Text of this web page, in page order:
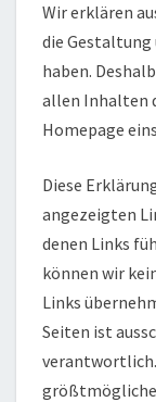
Wir erklären
die
haben.
allen Inhalten
Homepage
Diese
angezeigten
denen Links
können wir
Links
Seiten ist